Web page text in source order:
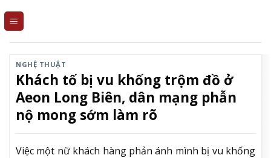
NGHỆ THUẬT
Khách tố bị vu khống trộm đồ ở
Aeon Long Biên, dân mạng phẫn
nộ mong sớm làm rõ
Việc một nữ khách hàng phản ánh mình bị vu khống